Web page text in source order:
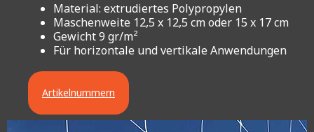
Material: extrudiertes Polypropylen
Maschenweite 12,5 x 12,5 cm oder 15 x 17 cm
Gewicht 9 gr/m²
Für horizontale und vertikale Anwendungen
Artikelnummern